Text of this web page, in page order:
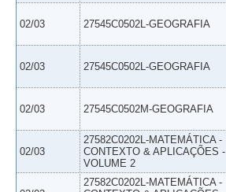
02/03 27545C0502L-GEOGRAFIA
02/03 27545C0502L-GEOGRAFIA
02/03 27545C0502M-GEOGRAFIA
02/03
27582C0202L-MATEMÁTICA -
CONTEXTO & APLICAÇÕES -
VOLUME 2
27582C0202L-MATEMÁTICA -